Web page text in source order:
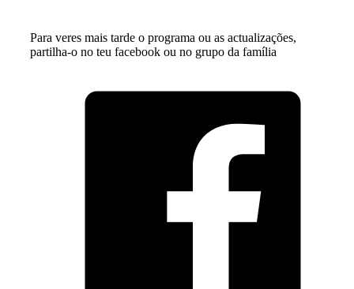
Para veres mais tarde o programa ou as actualizações,
partilha-o no teu facebook ou no grupo da família